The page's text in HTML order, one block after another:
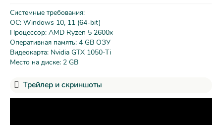
Системные требования:
ОС: Windows 10, 11 (64-bit)
Процессор: AMD Ryzen 5 2600x
Оперативная память: 4 GB ОЗУ
Видеокарта: Nvidia GTX 1050-Ti
Место на диске: 2 GB
Трейлер и скриншоты